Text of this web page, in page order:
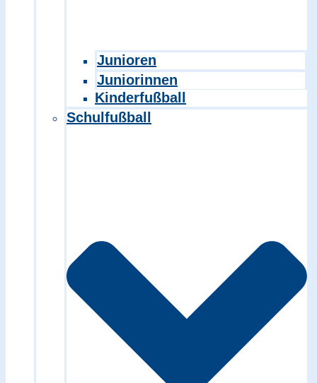
Junioren
Juniorinnen
Kinderfußball
Schulfußball